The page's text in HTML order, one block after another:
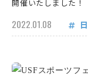
開催いたしました！
2022.01.08